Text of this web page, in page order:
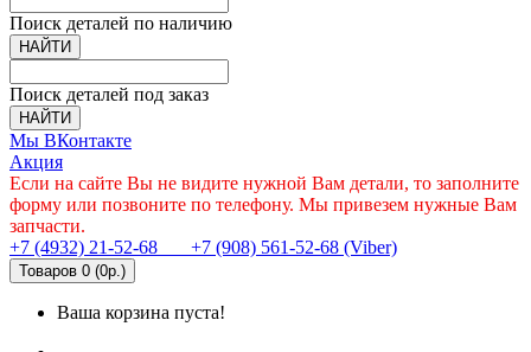
Поиск деталей по наличию
НАЙТИ
Поиск деталей под заказ
НАЙТИ
Мы ВКонтакте
Акция
Если на сайте Вы не видите нужной Вам детали, то заполните
форму или позвоните по телефону. Мы привезем нужные Вам
запчасти.
+7 (4932) 21-52-68
+7 (908) 561-52-68 (Viber)
Товаров 0 (0р.)
Ваша корзина пуста!